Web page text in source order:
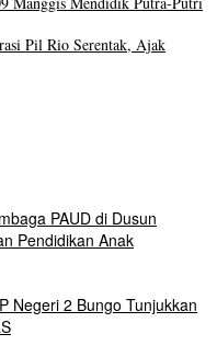
Pil Rio Serentak, Ajak
PAUD di Dusun
Pendidikan Anak
Negeri 2 Bungo Tunjukkan